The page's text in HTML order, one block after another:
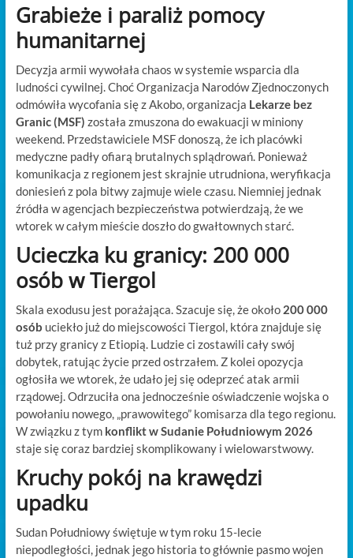
Grabieże i paraliż pomocy
humanitarnej
Decyzja armii wywołała chaos w systemie wsparcia dla
ludności cywilnej. Choć Organizacja Narodów Zjednoczonych
odmówiła wycofania się z Akobo, organizacja Lekarze bez
Granic (MSF) została zmuszona do ewakuacji w miniony
weekend. Przedstawiciele MSF donoszą, że ich placówki
medyczne padły ofiarą brutalnych splądrowań. Ponieważ
komunikacja z regionem jest skrajnie utrudniona, weryfikacja
doniesień z pola bitwy zajmuje wiele czasu. Niemniej jednak
źródła w agencjach bezpieczeństwa potwierdzają, że we
wtorek w całym mieście doszło do gwałtownych starć.
Ucieczka ku granicy: 200 000
osób w Tiergol
Skala exodusu jest porażająca. Szacuje się, że około 200 000
osób uciekło już do miejscowości Tiergol, która znajduje się
tuż przy granicy z Etiopią. Ludzie ci zostawili cały swój
dobytek, ratując życie przed ostrzałem. Z kolei opozycja
ogłosiła we wtorek, że udało jej się odeprzeć atak armii
rządowej. Odrzuciła ona jednocześnie oświadczenie wojska o
powołaniu nowego, „prawowitego” komisarza dla tego regionu.
W związku z tym konflikt w Sudanie Południowym 2026
staje się coraz bardziej skomplikowany i wielowarstwowy.
Kruchy pokój na krawędzi
upadku
Sudan Południowy świętuje w tym roku 15-lecie
niepodległości, jednak jego historia to głównie pasmo wojen